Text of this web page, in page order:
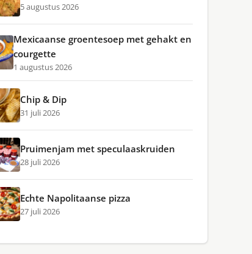
5 augustus 2026
Mexicaanse groentesoep met gehakt en
courgette
1 augustus 2026
Chip & Dip
31 juli 2026
Pruimenjam met speculaaskruiden
28 juli 2026
Echte Napolitaanse pizza
27 juli 2026